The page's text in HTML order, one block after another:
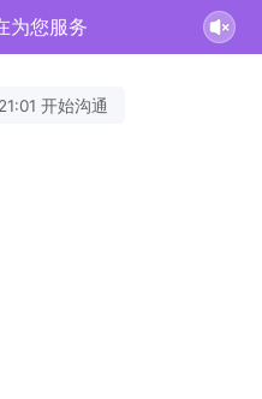
为您服务
开始沟通